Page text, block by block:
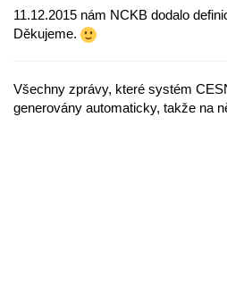
11.12.2015 nám NCKB dodalo
Děkujeme.
Všechny zprávy, které systém
generovány automaticky, takže na